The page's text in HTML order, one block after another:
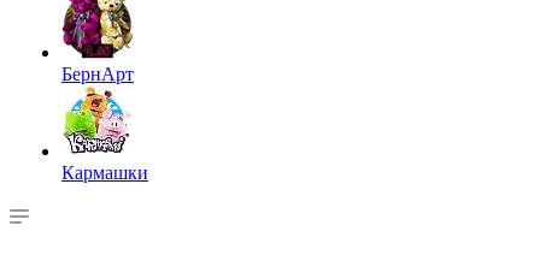
БернАрт
Кармашки